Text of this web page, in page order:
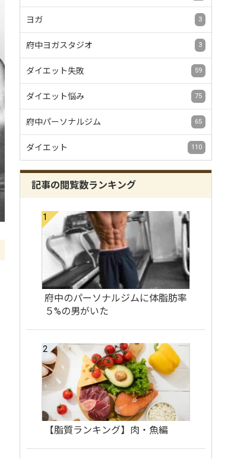
ヨガ 3
府中ヨガスタジオ 3
ダイエット失敗 59
ダイエット悩み 75
府中パーソナルジム 65
ダイエット 110
記事の閲覧数ランキング
府中のパーソナルジムに体脂肪率
５%の男がいた
【脂質ランキング】肉・魚編